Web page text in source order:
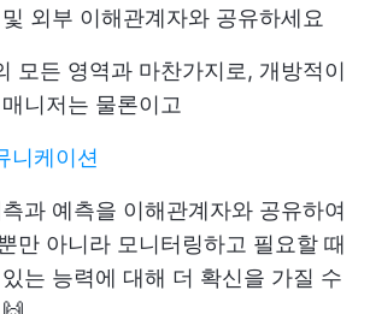
외부 이해관계자와 공유하세요
모든 영역과 마찬가지로, 개방적이
니저는 물론이고
니케이션
과 예측을 이해관계자와 공유하여
만 아니라 모니터링하고 필요할 때
는 능력에 대해 더 확신을 가질 수